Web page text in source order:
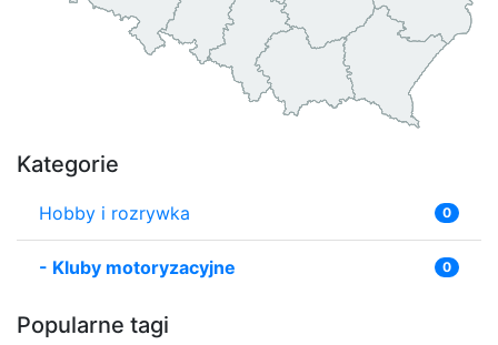
Kategorie
Hobby i rozrywka 0
- Kluby motoryzacyjne 0
Popularne tagi